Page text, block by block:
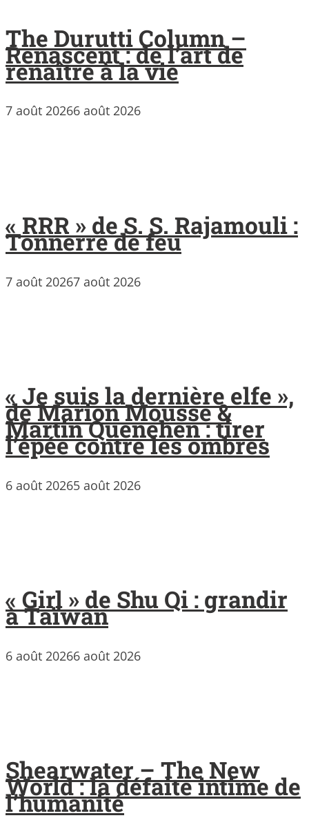
The Durutti Column –
Renascent : de l’art de
renaître à la vie
7 août 20266 août 2026
« RRR » de S. S. Rajamouli :
Tonnerre de feu
7 août 20267 août 2026
« Je suis la dernière elfe »,
de Marion Mousse &
Martin Quenehen : tirer
l’épée contre les ombres
6 août 20265 août 2026
« Girl » de Shu Qi : grandir
à Taïwan
6 août 20266 août 2026
Shearwater – The New
World : la défaite intime de
l’humanité